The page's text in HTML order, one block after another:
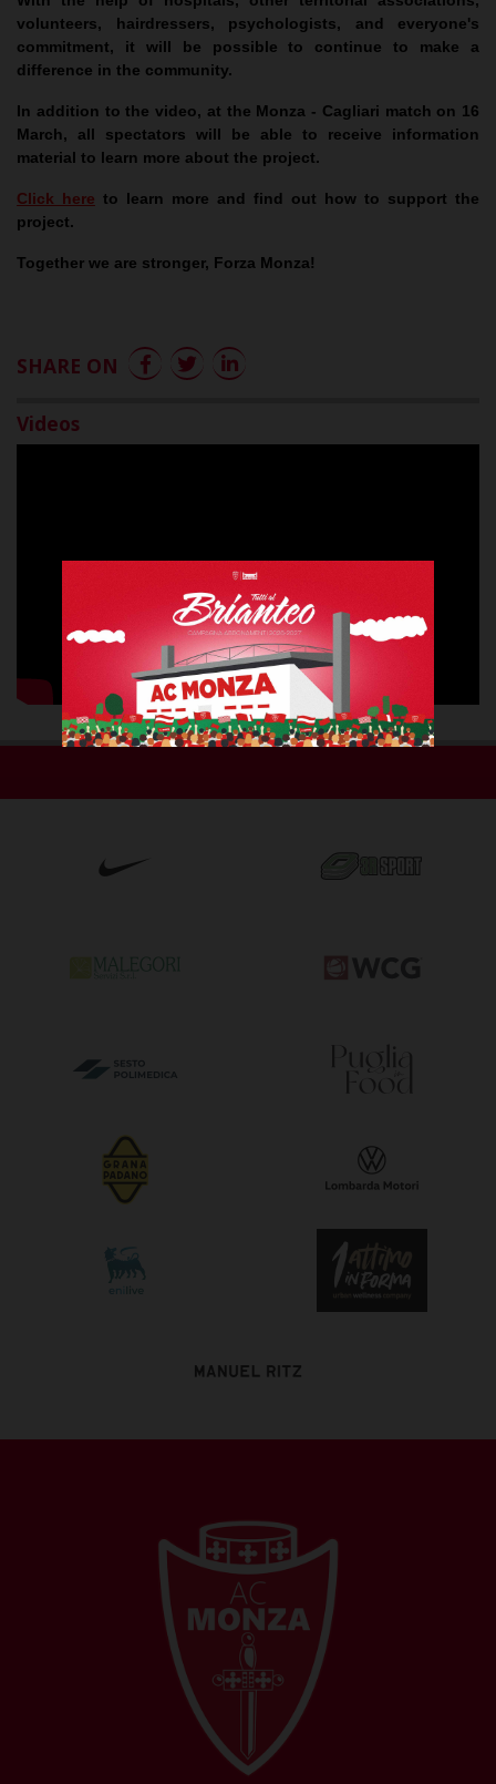
volunteers, hairdressers, psychologists, and everyone's
commitment, it will be possible to continue to make a
difference in the community.
In addition to the video, at the Monza - Cagliari match on 16
March, all spectators will be able to receive information
material to learn more about the project.
Click here to learn more and find out how to support the
project.
Together we are stronger, Forza Monza!
SHARE ON
Videos